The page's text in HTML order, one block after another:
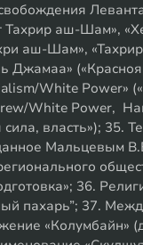
аш-Шам»,
аш-Шам»,
Джамаа»
White Power»
White Power,
власть»); 35.
Мальцевым
36.
пахарь”; 37.
«Колумбайн»